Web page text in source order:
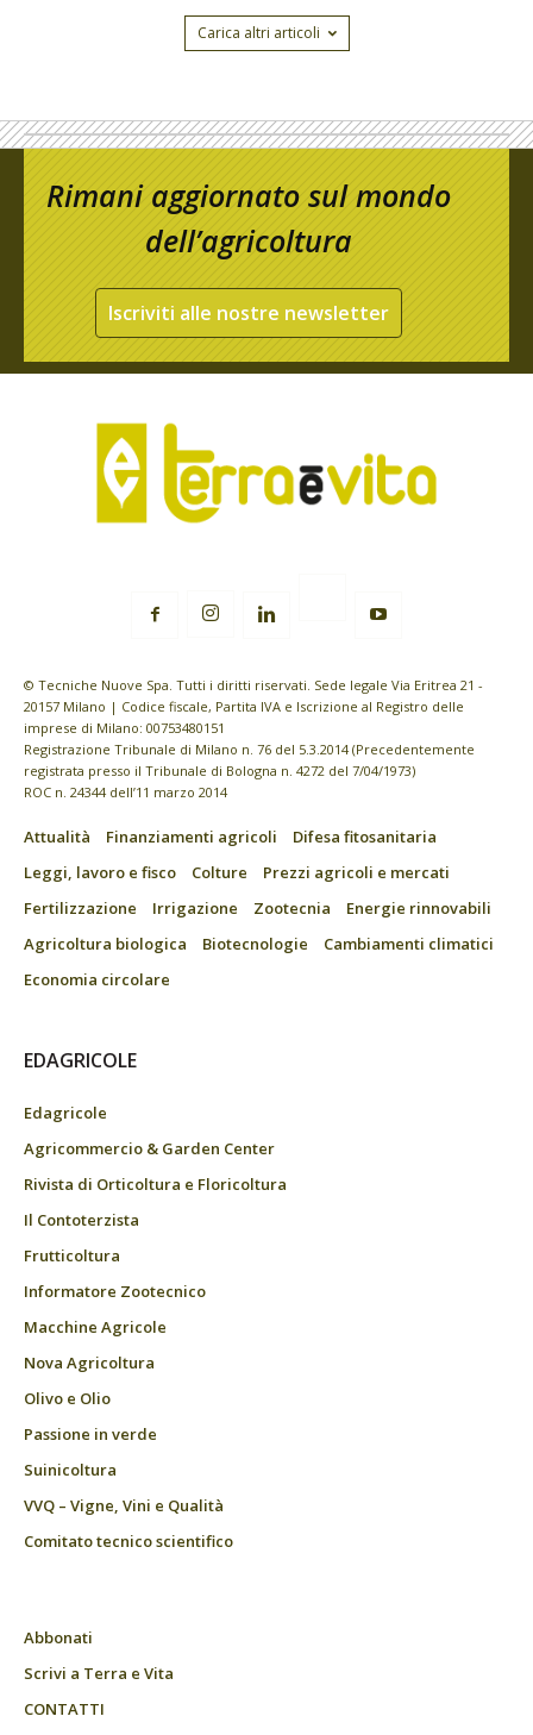
Carica altri articoli
Rimani aggiornato sul mondo
dell’agricoltura
Iscriviti alle nostre newsletter
© Tecniche Nuove Spa. Tutti i diritti riservati. Sede legale Via Eritrea 21 -
20157 Milano | Codice fiscale, Partita IVA e Iscrizione al Registro delle
imprese di Milano: 00753480151
Registrazione Tribunale di Milano n. 76 del 5.3.2014 (Precedentemente
registrata presso il Tribunale di Bologna n. 4272 del 7/04/1973)
ROC n. 24344 dell’11 marzo 2014
Attualità Finanziamenti agricoli
Difesa fitosanitaria
Leggi, lavoro e fisco
Colture
Prezzi agricoli e mercati
Fertilizzazione
Irrigazione Zootecnia
Energie rinnovabili
Agricoltura biologica
Biotecnologie
Cambiamenti climatici
Economia circolare
EDAGRICOLE
Edagricole
Agricommercio & Garden Center
Rivista di Orticoltura e Floricoltura
Il Contoterzista
Frutticoltura
Informatore Zootecnico
Macchine Agricole
Nova Agricoltura
Olivo e Olio
Passione in verde
Suinicoltura
VVQ – Vigne, Vini e Qualità
Comitato tecnico scientifico
Abbonati
Scrivi a Terra e Vita
CONTATTI